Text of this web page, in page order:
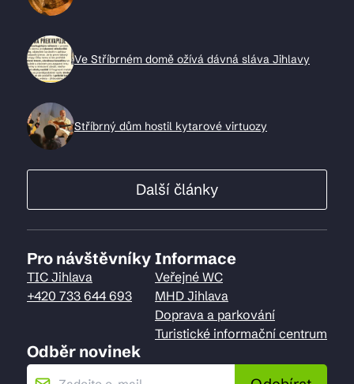
Ve Stříbrném domě ožívá dávná sláva Jihlavy
Stříbrný dům hostil kytarové virtuozy
Další články
Pro návštěvníky
TIC Jihlava
+420 733 644 693
Informace
Veřejné WC
MHD Jihlava
Doprava a parkování
Turistické informační centrum
Odběr novinek